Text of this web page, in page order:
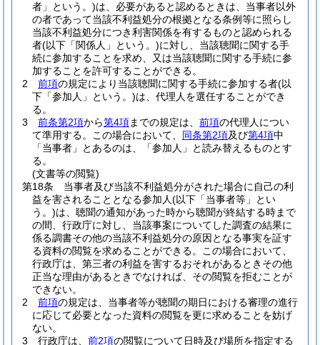
者」という。)は、必要があると認めるときは、当事者以外
の者であって当該不利益処分の根拠となる条例等に照らし
当該不利益処分につき利害関係を有するものと認められる
者(以下「関係人」という。)に対し、当該聴聞に関する手
続に参加することを求め、又は当該聴聞に関する手続に参
加することを許可することができる。
2
前項の規定により当該聴聞に関する手続に参加する者(以
下「参加人」という。)は、代理人を選任することができ
る。
3
前条第2項から第4項までの規定は、 前項の代理人につい
て準用する。
この場合において、 同条第2項及び第4項中
「当事者」とあるのは、「参加人」と読み替えるものとす
る。
(文書等の閲覧)
第18条
当事者及び当該不利益処分がされた場合に自己の利
益を害されることとなる参加人(以下「当事者等」とい
う。)は、聴聞の通知があった時から聴聞が終結する時まで
の間、行政庁に対し、当該事案についてした調査の結果に
係る調書その他の当該不利益処分の原因となる事実を証す
る資料の閲覧を求めることができる。
この場合において、
行政庁は、第三者の利益を害するおそれがあるときその他
正当な理由があるときでなければ、その閲覧を拒むことが
できない。
2
前項の規定は、当事者等が聴聞の期日における審理の進行
に応じて必要となった資料の閲覧を更に求めることを妨げ
ない。
3
行政庁は、 前2項の閲覧について日時及び場所を指定する